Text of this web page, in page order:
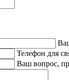
Телефон для
Ваш вопрос,